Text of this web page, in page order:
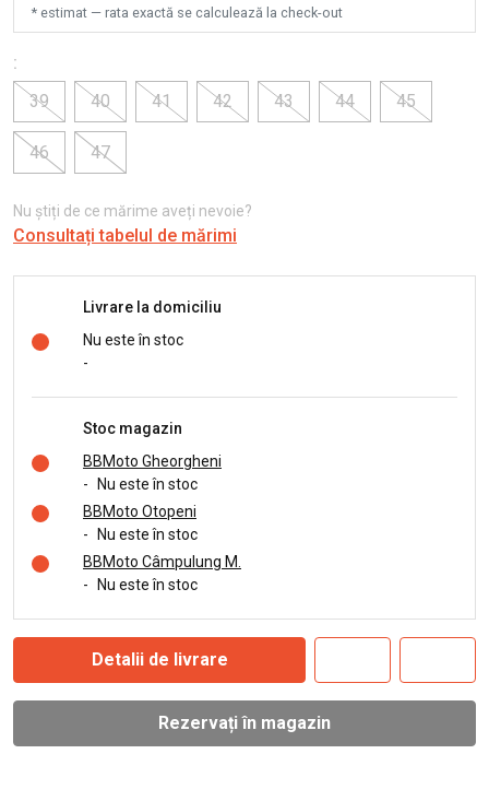
* estimat — rata exactă se calculează la check-out
:
39
40 41 42 43 44 45
46 47
Nu știți de ce mărime aveți nevoie?
Consultați tabelul de mărimi
Livrare la domiciliu
Nu este în stoc
-
Stoc magazin
BBMoto Gheorgheni
-
Nu este în stoc
BBMoto Otopeni
-
Nu este în stoc
BBMoto Câmpulung M.
-
Nu este în stoc
Detalii de livrare
Rezervați în magazin